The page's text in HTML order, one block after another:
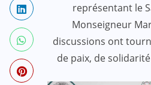
représentant le
Monseigneur
discussions ont
de paix, de